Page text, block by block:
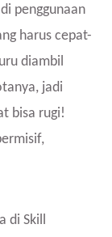
penggunaan
harus cepat-
diambil
jadi
bisa rugi!
Skill